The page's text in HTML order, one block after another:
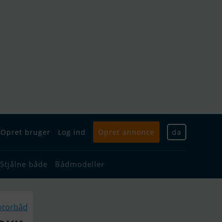
Opret bruger Log ind Opret annonce da
Stjålne både Bådmodeller